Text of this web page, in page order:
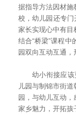
据指导方法因材施
校，幼儿园还专门
家长实现心中有
结合“桥梁”课程
园双向互动互通，
幼小衔接应该更
儿园与制锦市街
园，与幼儿互动
家乡魅力，开拓孩